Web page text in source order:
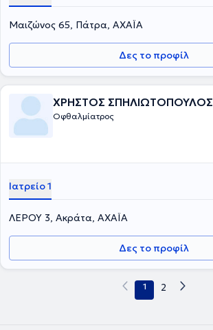
Μαιζώνος 65, Πάτρα, ΑΧΑΪΑ
Δες το προφίλ
ΧΡΗΣΤΟΣ ΣΠΗΛΙΩΤΟΠΟΥΛΟΣ
Οφθαλμίατρος
Ιατρείο 1
ΛΕΡΟΥ 3, Ακράτα, ΑΧΑΪΑ
Δες το προφίλ
1 2